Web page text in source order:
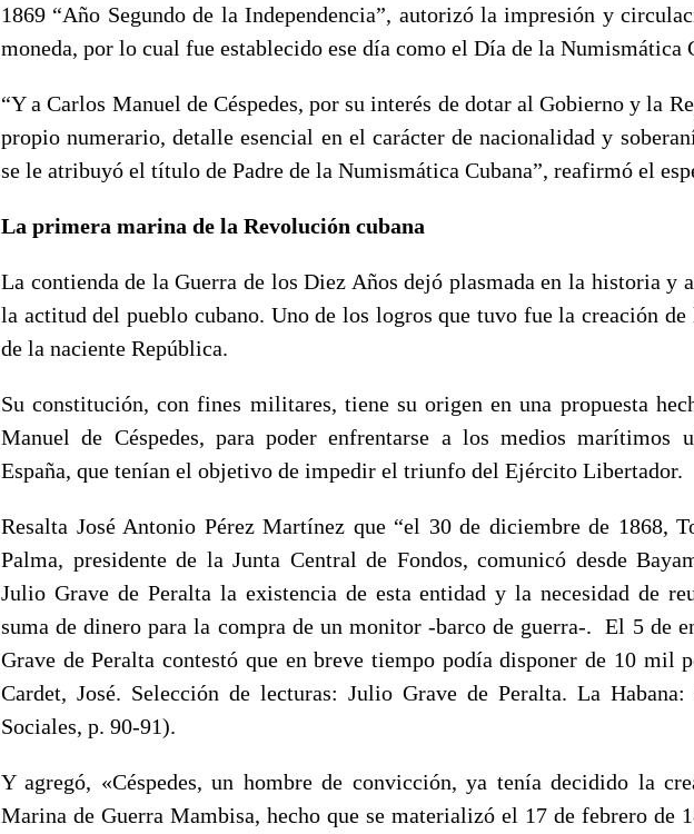
1869 “Año Segundo de la Independencia”, autorizó la impresión y
moneda, por lo cual fue establecido ese día como el Día de la Numismática
“Y a Carlos Manuel de Céspedes, por su interés de dotar al Gobierno y la
propio numerario, detalle esencial en el carácter de nacionalidad y
se le atribuyó el título de Padre de la Numismática Cubana”, reafirmó el
La primera marina de la Revolución cubana
La contienda de la Guerra de los Diez Años dejó plasmada en la historia y
la actitud del pueblo cubano. Uno de los logros que tuvo fue la creación
de la naciente República.
Su constitución, con fines militares, tiene su origen en una propuesta
Manuel de Céspedes, para poder enfrentarse a los medios marítimos
España, que tenían el objetivo de impedir el triunfo del Ejército Libertador.
Resalta José Antonio Pérez Martínez que “el 30 de diciembre de 1868,
Palma, presidente de la Junta Central de Fondos, comunicó desde
Julio Grave de Peralta la existencia de esta entidad y la necesidad de
suma de dinero para la compra de un monitor -barco de guerra-. El 5 de
Grave de Peralta contestó que en breve tiempo podía disponer de 10 mil
Cardet, José. Selección de lecturas: Julio Grave de Peralta. La Habana:
Sociales, p. 90-91).
Y agregó, «Céspedes, un hombre de convicción, ya tenía decidido la
Marina de Guerra Mambisa, hecho que se materializó el 17 de febrero de